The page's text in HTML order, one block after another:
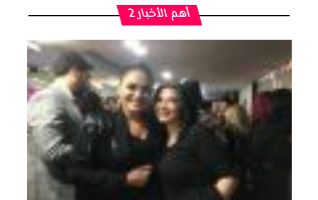
أهم الأخبار 2